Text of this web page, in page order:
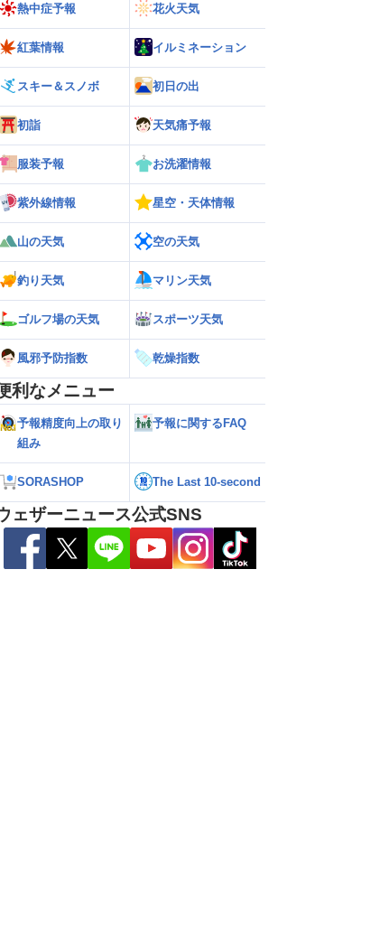
通過後も影響長
400mm超・高
16:00）
水帯が発生のおそれも＜気象防災速報・
記録的短時間大雨＞
熱中症予報 花火天気
紅葉情報 イルミネーション
スキー＆スノボ 初日の出
初詣 天気痛予報
服装予報 お洗濯情報
紫外線情報 星空・天体情報
山の天気 空の天気
釣り天気 マリン天気
ゴルフ場の天気 スポーツ天気
風邪予防指数 乾燥指数
利なメニュー
予報精度向上の取り
組み
予報に関するFAQ
SORASHOP The Last 10-second
ェザーニュース公式SNS